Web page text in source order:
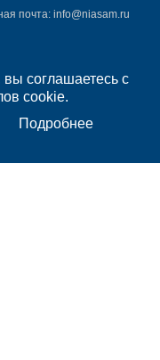
вы соглашаетесь с
cookie.
Подробнее
почта: info@niasam.ru